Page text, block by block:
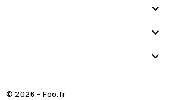



© 2026 - Foo.fr